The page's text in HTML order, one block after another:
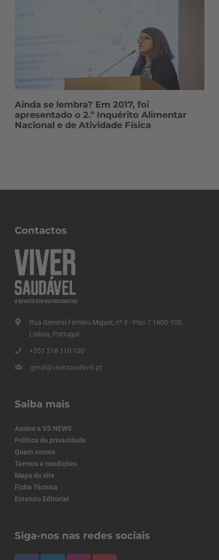
Ainda se lembra? Em 2017, foi
apresentado o 2.º Inquérito Alimentar
Nacional e de Atividade Física
Contactos
Rua General Firmino Miguel, nº 3 - Piso 7 1600-100
Lisboa, Portugal
+351 218 110 100
geral@viversaudavel.pt
Saiba mais
Assine a VS NEWS
Política de privacidade
Quem somos
Termos e condições
Mapa do site
Ficha Técnica
Estatuto Editorial
Siga-nos nas redes sociais